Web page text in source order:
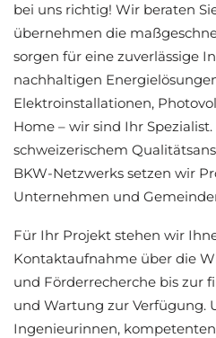
bei uns richtig! Wir beraten
übernehmen die
sorgen für eine zuverlässige
nachhaltigen
Elektroinstallationen,
Home – wir sind Ihr
schweizerischem
BKW-Netzwerks setzen wir
Unternehmen und
Für Ihr Projekt stehen wir
Kontaktaufnahme über die
und Förderrecherche bis zur
und Wartung zur Verfügung.
Ingenieurinnen,